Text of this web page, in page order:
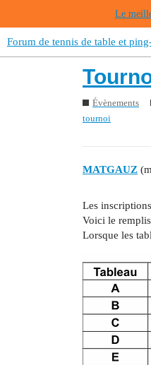
Le
Forum de tennis de table et
Évènements
tournoi
MATGAUZ
Les
Voici le
Lorsque les